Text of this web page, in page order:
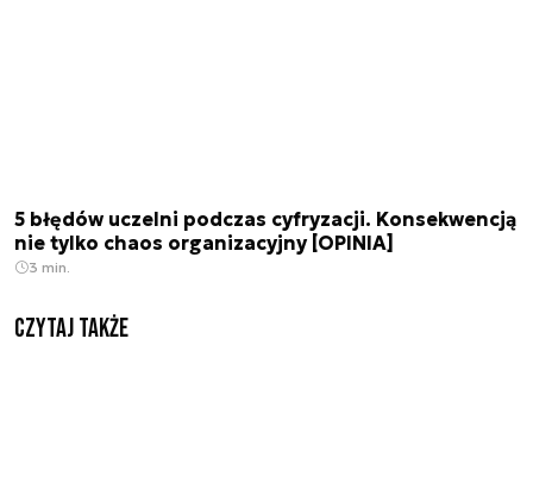
5 błędów uczelni podczas cyfryzacji. Konsekwencją
nie tylko chaos organizacyjny [OPINIA]
3 min.
Czytaj także